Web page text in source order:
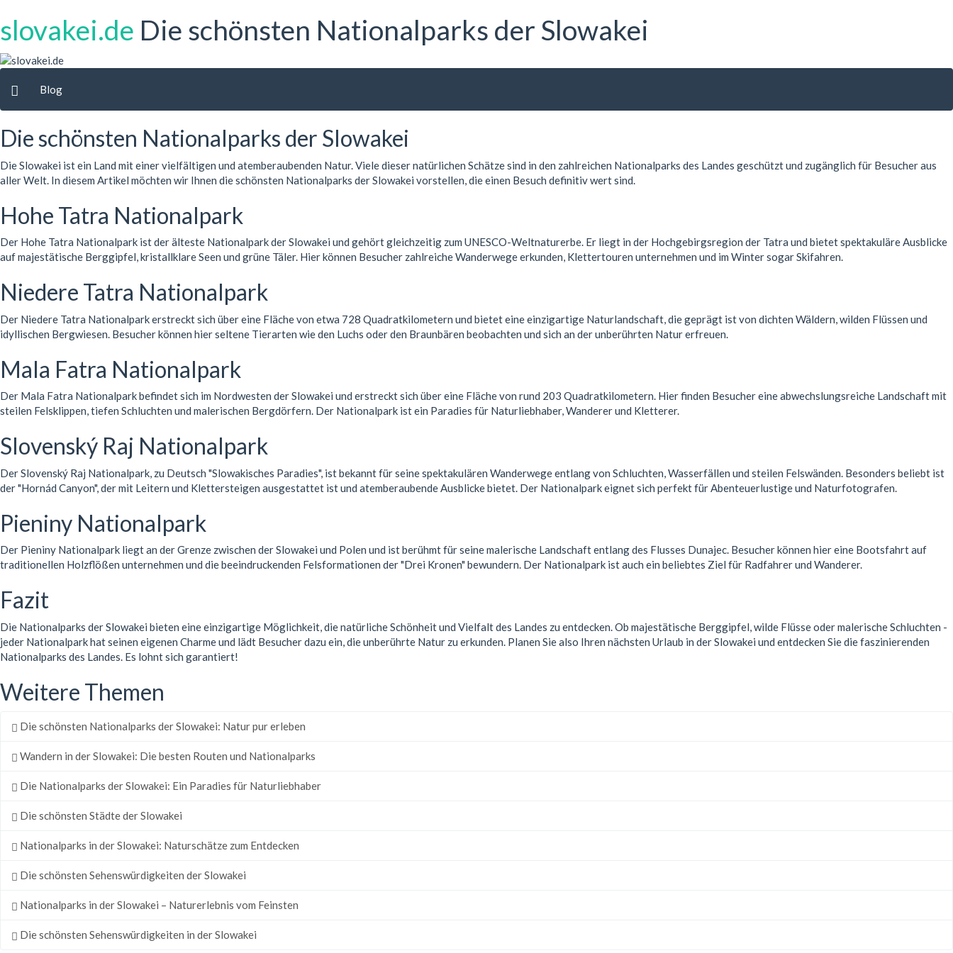
slovakei.de Die schönsten Nationalparks der Slowakei
Blog
Die schönsten Nationalparks der Slowakei
Die Slowakei ist ein Land mit einer vielfältigen und atemberaubenden Natur. Viele dieser natürlichen Schätze sind in den zahlreichen Nationalparks des Landes geschützt und zugänglich für Besucher aus
aller Welt. In diesem Artikel möchten wir Ihnen die schönsten Nationalparks der Slowakei vorstellen, die einen Besuch definitiv wert sind.
Hohe Tatra Nationalpark
Der Hohe Tatra Nationalpark ist der älteste Nationalpark der Slowakei und gehört gleichzeitig zum UNESCO-Weltnaturerbe. Er liegt in der Hochgebirgsregion der Tatra und bietet spektakuläre Ausblicke
auf majestätische Berggipfel, kristallklare Seen und grüne Täler. Hier können Besucher zahlreiche Wanderwege erkunden, Klettertouren unternehmen und im Winter sogar Skifahren.
Niedere Tatra Nationalpark
Der Niedere Tatra Nationalpark erstreckt sich über eine Fläche von etwa 728 Quadratkilometern und bietet eine einzigartige Naturlandschaft, die geprägt ist von dichten Wäldern, wilden Flüssen und
idyllischen Bergwiesen. Besucher können hier seltene Tierarten wie den Luchs oder den Braunbären beobachten und sich an der unberührten Natur erfreuen.
Mala Fatra Nationalpark
Der Mala Fatra Nationalpark befindet sich im Nordwesten der Slowakei und erstreckt sich über eine Fläche von rund 203 Quadratkilometern. Hier finden Besucher eine abwechslungsreiche Landschaft mit
steilen Felsklippen, tiefen Schluchten und malerischen Bergdörfern. Der Nationalpark ist ein Paradies für Naturliebhaber, Wanderer und Kletterer.
Slovenský Raj Nationalpark
Der Slovenský Raj Nationalpark, zu Deutsch "Slowakisches Paradies", ist bekannt für seine spektakulären Wanderwege entlang von Schluchten, Wasserfällen und steilen Felswänden. Besonders beliebt ist
der "Hornád Canyon", der mit Leitern und Klettersteigen ausgestattet ist und atemberaubende Ausblicke bietet. Der Nationalpark eignet sich perfekt für Abenteuerlustige und Naturfotografen.
Pieniny Nationalpark
Der Pieniny Nationalpark liegt an der Grenze zwischen der Slowakei und Polen und ist berühmt für seine malerische Landschaft entlang des Flusses Dunajec. Besucher können hier eine Bootsfahrt auf
traditionellen Holzflößen unternehmen und die beeindruckenden Felsformationen der "Drei Kronen" bewundern. Der Nationalpark ist auch ein beliebtes Ziel für Radfahrer und Wanderer.
Fazit
Die Nationalparks der Slowakei bieten eine einzigartige Möglichkeit, die natürliche Schönheit und Vielfalt des Landes zu entdecken. Ob majestätische Berggipfel, wilde Flüsse oder malerische Schluchten -
jeder Nationalpark hat seinen eigenen Charme und lädt Besucher dazu ein, die unberührte Natur zu erkunden. Planen Sie also Ihren nächsten Urlaub in der Slowakei und entdecken Sie die faszinierenden
Nationalparks des Landes. Es lohnt sich garantiert!
Weitere Themen
Die schönsten Nationalparks der Slowakei: Natur pur erleben
Wandern in der Slowakei: Die besten Routen und Nationalparks
Die Nationalparks der Slowakei: Ein Paradies für Naturliebhaber
Die schönsten Städte der Slowakei
Nationalparks in der Slowakei: Naturschätze zum Entdecken
Die schönsten Sehenswürdigkeiten der Slowakei
Nationalparks in der Slowakei – Naturerlebnis vom Feinsten
Die schönsten Sehenswürdigkeiten in der Slowakei